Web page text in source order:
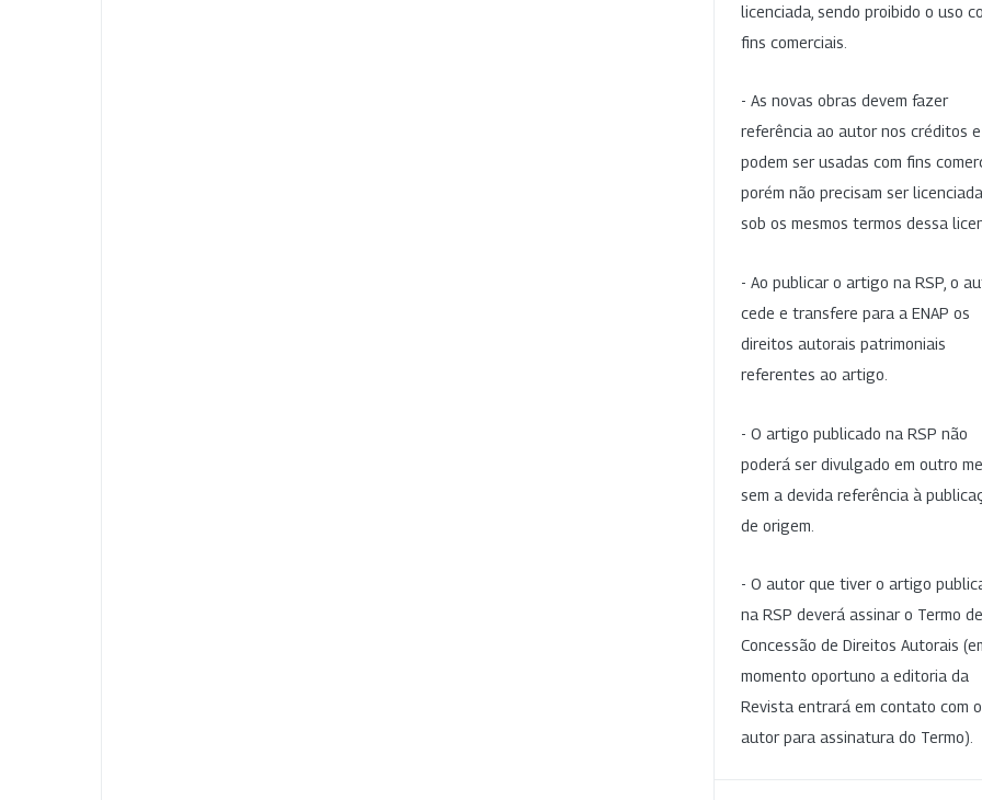
licenciada, sendo proibido o uso
fins comerciais.
- As novas obras devem fazer
referência ao autor nos créditos
podem ser usadas com fins
porém não precisam ser
sob os mesmos termos dessa
- Ao publicar o artigo na RSP, o
cede e transfere para a ENAP os
direitos autorais patrimoniais
referentes ao artigo.
- O artigo publicado na RSP não
poderá ser divulgado em outro
sem a devida referência à
de origem.
- O autor que tiver o artigo
na RSP deverá assinar o Termo de
Concessão de Direitos Autorais
momento oportuno a editoria da
Revista entrará em contato com o
autor para assinatura do Termo).